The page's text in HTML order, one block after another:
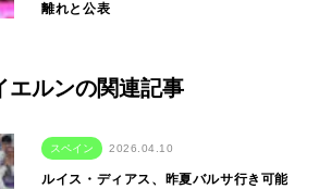
離れと公表
エルンの関連記事
スペイン 2026.04.10
ルイス・ディアス、昨夏バルサ行き可能